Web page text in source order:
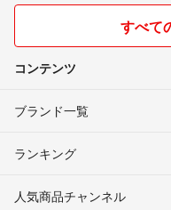
すべて
コンテンツ
ブランド一覧
ランキング
人気商品チャンネル